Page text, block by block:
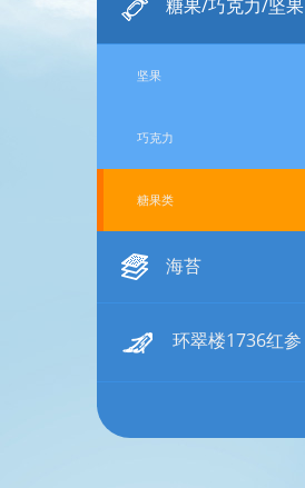
糖果/巧克力/坚果
坚果
巧克力
糖果类
海苔
环翠楼1736红参